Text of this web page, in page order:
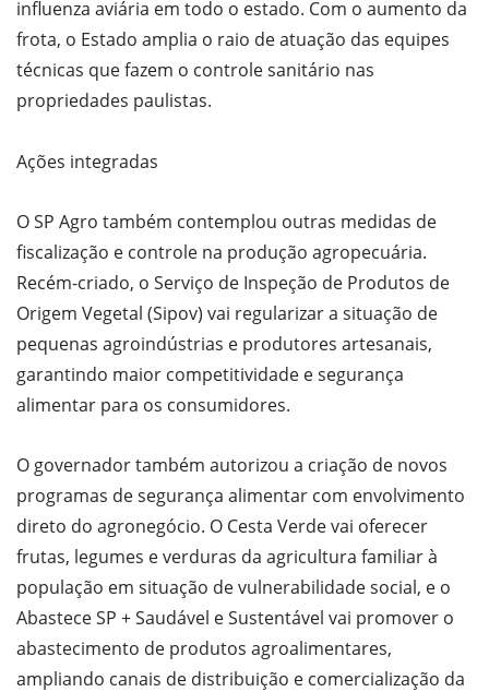
influenza aviária em todo o estado. Com o aumento da
frota, o Estado amplia o raio de atuação das equipes
técnicas que fazem o controle sanitário nas
propriedades paulistas.
Ações integradas
O SP Agro também contemplou outras medidas de
fiscalização e controle na produção agropecuária.
Recém-criado, o Serviço de Inspeção de Produtos de
Origem Vegetal (Sipov) vai regularizar a situação de
pequenas agroindústrias e produtores artesanais,
garantindo maior competitividade e segurança
alimentar para os consumidores.
O governador também autorizou a criação de novos
programas de segurança alimentar com envolvimento
direto do agronegócio. O Cesta Verde vai oferecer
frutas, legumes e verduras da agricultura familiar à
população em situação de vulnerabilidade social, e o
Abastece SP + Saudável e Sustentável vai promover o
abastecimento de produtos agroalimentares,
ampliando canais de distribuição e comercialização da